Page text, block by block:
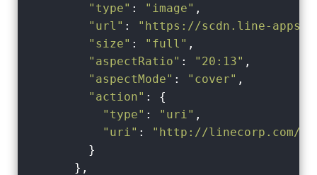
"type" : "image" ,
"url" :
"https://scdn.line-
"size" : "full" ,
"aspectRatio" : "20:13" ,
"aspectMode" : "cover" ,
"action" : {
"type" : "uri" ,
"uri" :
"http://linecorp.com/"
        }
      },